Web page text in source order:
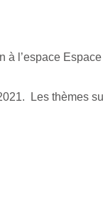
à l’espace
Les thèmes